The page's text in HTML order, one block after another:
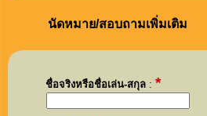
นัดหมาย/สอบถามเพิ่มเติม
ชื่อจริงหรือชื่อเล่น-สกุล :*